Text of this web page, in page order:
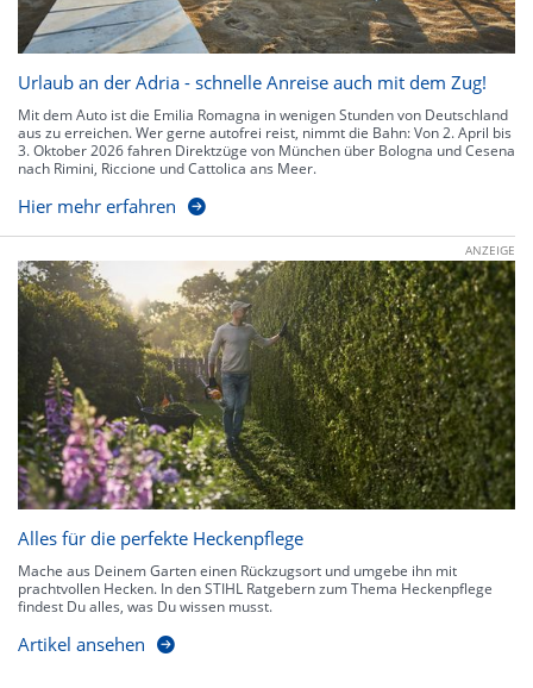
Urlaub an der Adria - schnelle Anreise auch mit dem Zug!
Mit dem Auto ist die Emilia Romagna in wenigen Stunden von Deutschland
aus zu erreichen. Wer gerne autofrei reist, nimmt die Bahn: Von 2. April bis
3. Oktober 2026 fahren Direktzüge von München über Bologna und Cesena
nach Rimini, Riccione und Cattolica ans Meer.
Hier mehr erfahren
ANZEIGE
Alles für die perfekte Heckenpflege
Mache aus Deinem Garten einen Rückzugsort und umgebe ihn mit
prachtvollen Hecken. In den STIHL Ratgebern zum Thema Heckenpflege
findest Du alles, was Du wissen musst.
Artikel ansehen